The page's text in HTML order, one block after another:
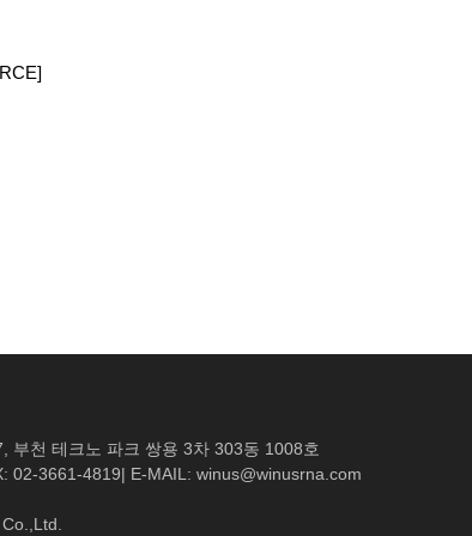
부천 테크노 파크 쌍용 3차 303동 1008호
02-3661-4819| E-MAIL: winus@winusrna.com